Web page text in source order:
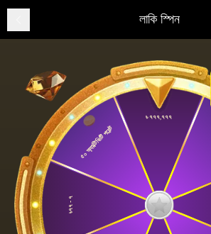
লাকি স্পিন
৳ ৭৭৭,৭৭৭
৳৭৭ - ৭
৫০ অ্যাক্টিভিটি পয়েন্ট